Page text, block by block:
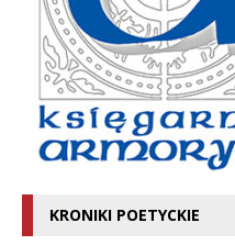
KRONIKI POETYCKIE